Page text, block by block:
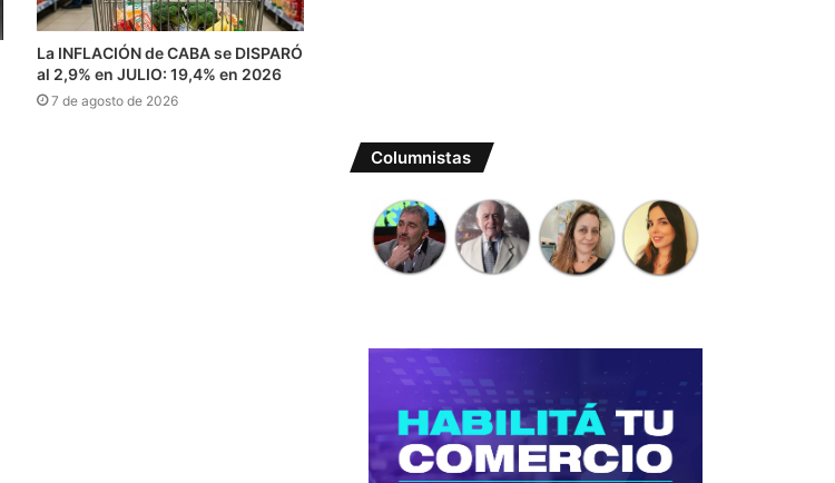
La INFLACIÓN de CABA se DISPARÓ
al 2,9% en JULIO: 19,4% en 2026
7 de agosto de 2026
Columnistas